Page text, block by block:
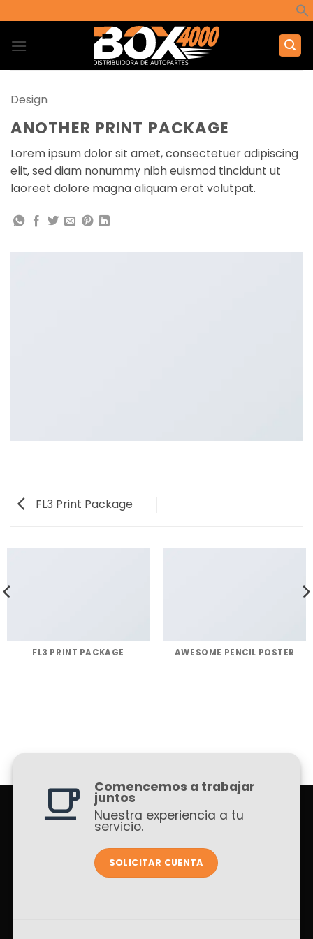
al
contenido
Design
ANOTHER PRINT PACKAGE
Lorem ipsum dolor sit amet, consectetuer adipiscing
elit, sed diam nonummy nibh euismod tincidunt ut
laoreet dolore magna aliquam erat volutpat.
FL3 Print Package
FL3 PRINT PACKAGE AWESOME PENCIL POSTER
Comencemos a trabajar
juntos
Nuestra experiencia a tu
servicio.
SOLICITAR CUENTA